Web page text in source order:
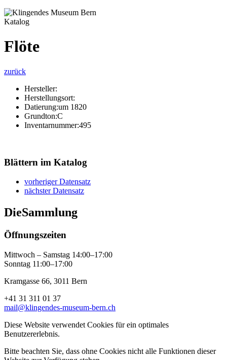
Katalog
Flöte
zurück
Hersteller:
Herstellungsort:
Datierung:um 1820
Grundton:C
Inventarnummer:495
Blättern im Katalog
vorheriger Datensatz
nächster Datensatz
DieSammlung
Öffnungszeiten
Mittwoch – Samstag 14:00–17:00
Sonntag 11:00–17:00
Kramgasse 66, 3011 Bern
+41 31 311 01 37
mail@klingendes-museum-bern.ch
Diese Website verwendet Cookies für ein optimales
Benutzererlebnis.
Bitte beachten Sie, dass ohne Cookies nicht alle Funktionen dieser